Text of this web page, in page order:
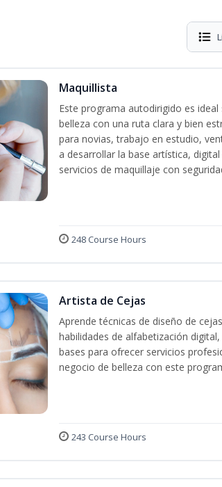
Maquillista
Este programa autodirigido es
belleza con una ruta clara y bien
para novias, trabajo en estudio,
a desarrollar la base artística,
servicios de maquillaje con
248 Course Hours
Artista de Cejas
Aprende técnicas de diseño de
habilidades de alfabetización
bases para ofrecer servicios
negocio de belleza con este
243 Course Hours